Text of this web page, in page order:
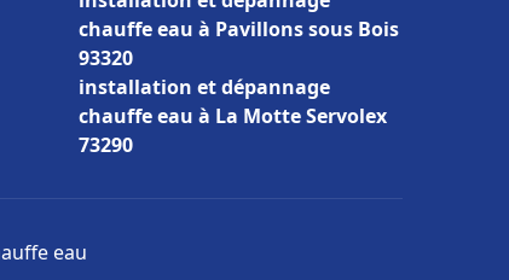
chauffe eau à Pavillons sous Bois
93320
installation et dépannage
chauffe eau à La Motte Servolex
73290
eau